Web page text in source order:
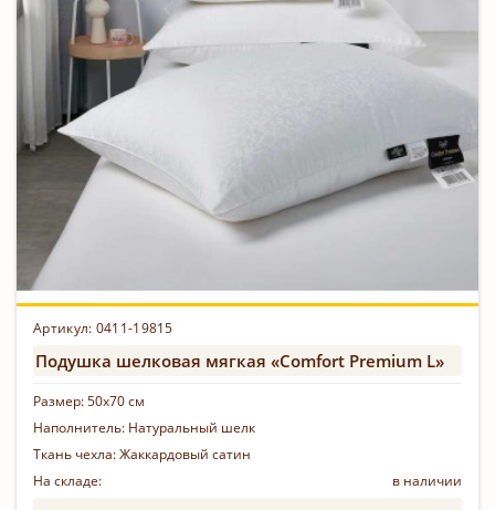
Артикул: 0411-19815
Подушка шелковая мягкая «Comfort Premium L»
Размер:50х70 см
Наполнитель: Натуральный шелк
Ткань чехла:Жаккардовый сатин
На складе:
в наличии